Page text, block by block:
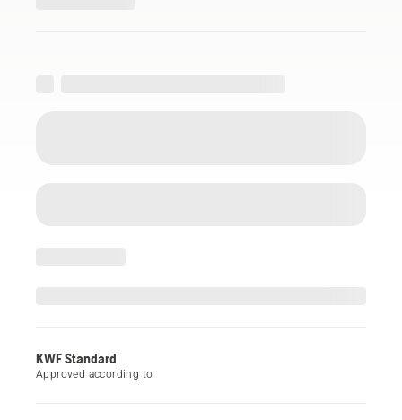
KWF Standard
Approved according to